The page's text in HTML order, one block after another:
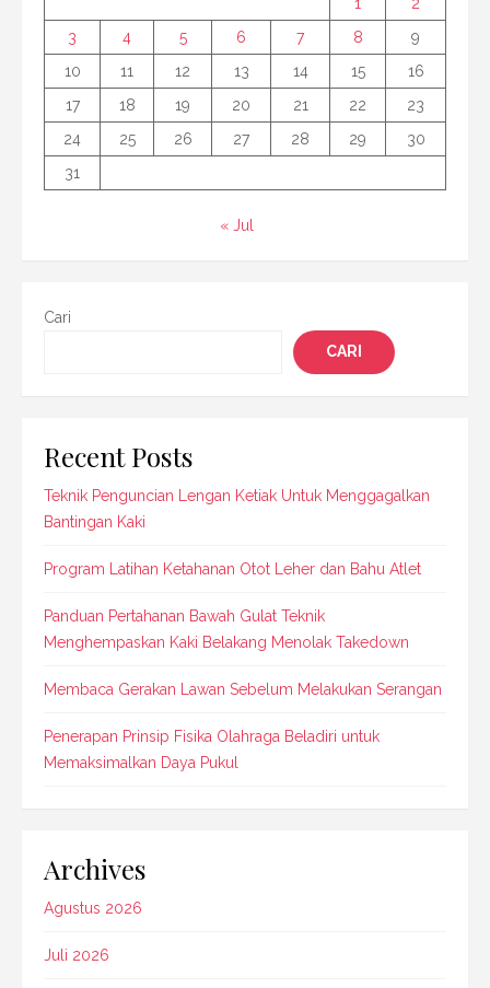
3
4 5 6 7 8
9
10
11 12 13 14 15
16
17
18 19 20 21 22
23
24
25 26 27 28 29
30
31
« Jul
Cari
CARI
Recent Posts
Teknik Penguncian Lengan Ketiak Untuk Menggagalkan
Bantingan Kaki
Program Latihan Ketahanan Otot Leher dan Bahu Atlet
Panduan Pertahanan Bawah Gulat Teknik
Menghempaskan Kaki Belakang Menolak Takedown
Membaca Gerakan Lawan Sebelum Melakukan Serangan
Penerapan Prinsip Fisika Olahraga Beladiri untuk
Memaksimalkan Daya Pukul
Archives
Agustus 2026
Juli 2026